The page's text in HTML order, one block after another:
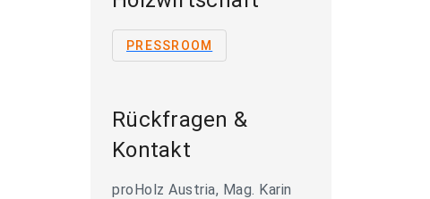
PRESSROOM
Rückfragen &
Kontakt
proHolz Austria, Mag. Karin